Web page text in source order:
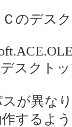
のデス
デスクト
が異な
するよ